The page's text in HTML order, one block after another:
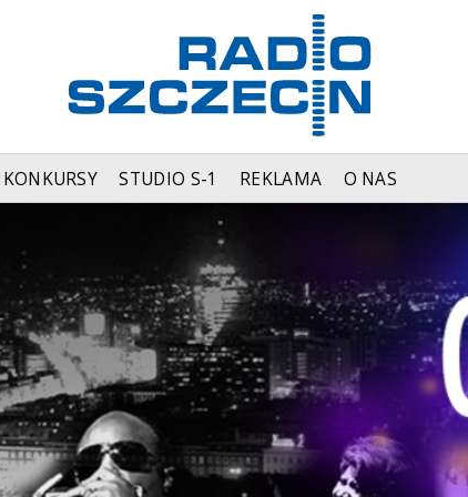
KONKURSY STUDIO S-1 REKLAMA O NAS